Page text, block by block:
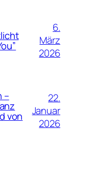
6.
März
2026
–
von
22.
Januar
2026